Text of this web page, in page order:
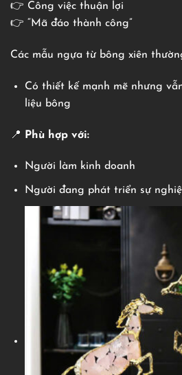
👉 Công việc thuận lợi
👉 “Mã đáo thành công”
Các mẫu ngựa từ bông xiên
Có thiết kế mạnh mẽ nhưng
liệu bông
📍 Phù hợp với:
Người làm kinh doanh
Người đang phát triển sự